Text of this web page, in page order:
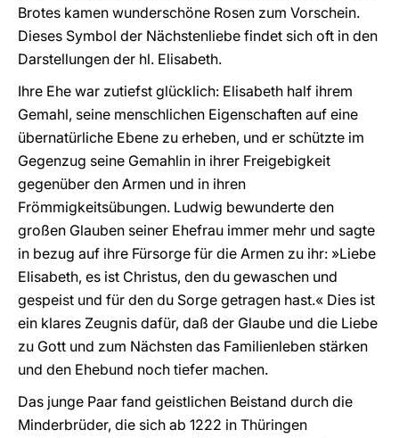
Brotes kamen wunderschöne Rosen zum Vorschein.
Dieses Symbol der Nächstenliebe findet sich oft in den
Darstellungen der hl. Elisabeth.
Ihre Ehe war zutiefst glücklich: Elisabeth half ihrem
Gemahl, seine menschlichen Eigenschaften auf eine
übernatürliche Ebene zu erheben, und er schützte im
Gegenzug seine Gemahlin in ihrer Freigebigkeit
gegenüber den Armen und in ihren
Frömmigkeitsübungen. Ludwig bewunderte den
großen Glauben seiner Ehefrau immer mehr und sagte
in bezug auf ihre Fürsorge für die Armen zu ihr: »Liebe
Elisabeth, es ist Christus, den du gewaschen und
gespeist und für den du Sorge getragen hast.« Dies ist
ein klares Zeugnis dafür, daß der Glaube und die Liebe
zu Gott und zum Nächsten das Familienleben stärken
und den Ehebund noch tiefer machen.
Das junge Paar fand geistlichen Beistand durch die
Minderbrüder, die sich ab 1222 in Thüringen